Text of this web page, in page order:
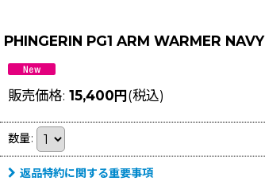
PHINGERIN PG1 ARM WARMER NAVY
販売価格: 15,400円(税込)
数量:
返品特約に関する重要事項